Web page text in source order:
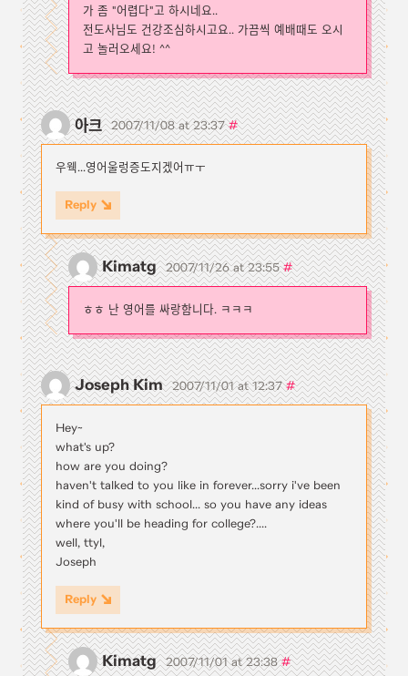
가 좀 "어렵다"고 하시네요..
전도사님도 건강조심하시고요.. 가끔씩 예배때도 오시
고 놀러오세요! ^^
아크 2007/11/08 at 23:37#
우웩...영어울렁증도지겠어ㅠㅜ
Reply
Kimatg 2007/11/26 at 23:55#
ㅎㅎ 난 영어를 싸랑함니다. ㅋㅋㅋ
Joseph Kim 2007/11/01 at 12:37#
Hey~
what's up?
how are you doing?
haven't talked to you like in forever...sorry i've been
kind of busy with school... so you have any ideas
where you'll be heading for college?....
well, ttyl,
Joseph
Reply
Kimatg 2007/11/01 at 23:38#